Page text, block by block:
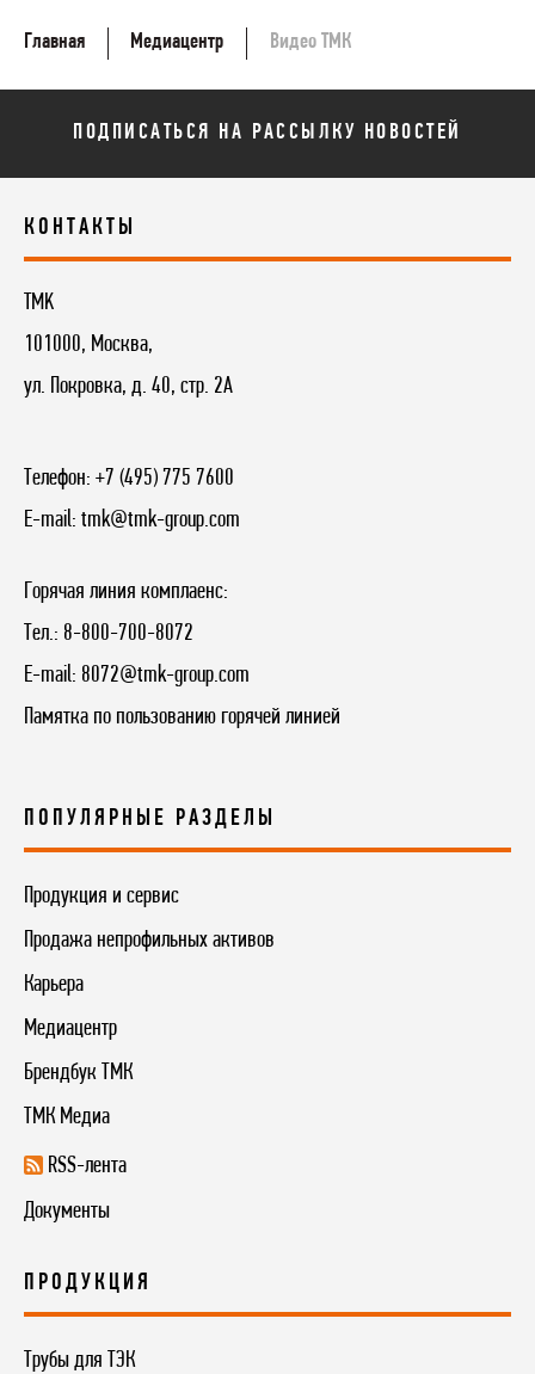
Главная Медиацентр Видео ТМК
ПОДПИСАТЬСЯ НА РАССЫЛКУ НОВОСТЕЙ
КОНТАКТЫ
TMK
101000, Москва,
ул. Покровка, д. 40, стр. 2А
Телефон: +7 (495) 775 7600
E-mail: tmk@tmk-group.com
Горячая линия комплаенс:
Тел.: 8-800-700-8072
E-mail: 8072@tmk-group.com
Памятка по пользованию горячей линией
ПОПУЛЯРНЫЕ РАЗДЕЛЫ
Продукция и сервис
Продажа непрофильных активов
Карьера
Медиацентр
Брендбук ТМК
ТМК Медиа
RSS-лента
Документы
ПРОДУКЦИЯ
Трубы для ТЭК